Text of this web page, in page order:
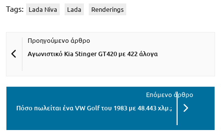
Tags: Lada Niva Lada Renderings
Αγωνιστικό Kia Stinger GT420 με 422 άλογα
Πόσο πωλείται ένα VW Golf του 1983 με 48.443 χλμ.;